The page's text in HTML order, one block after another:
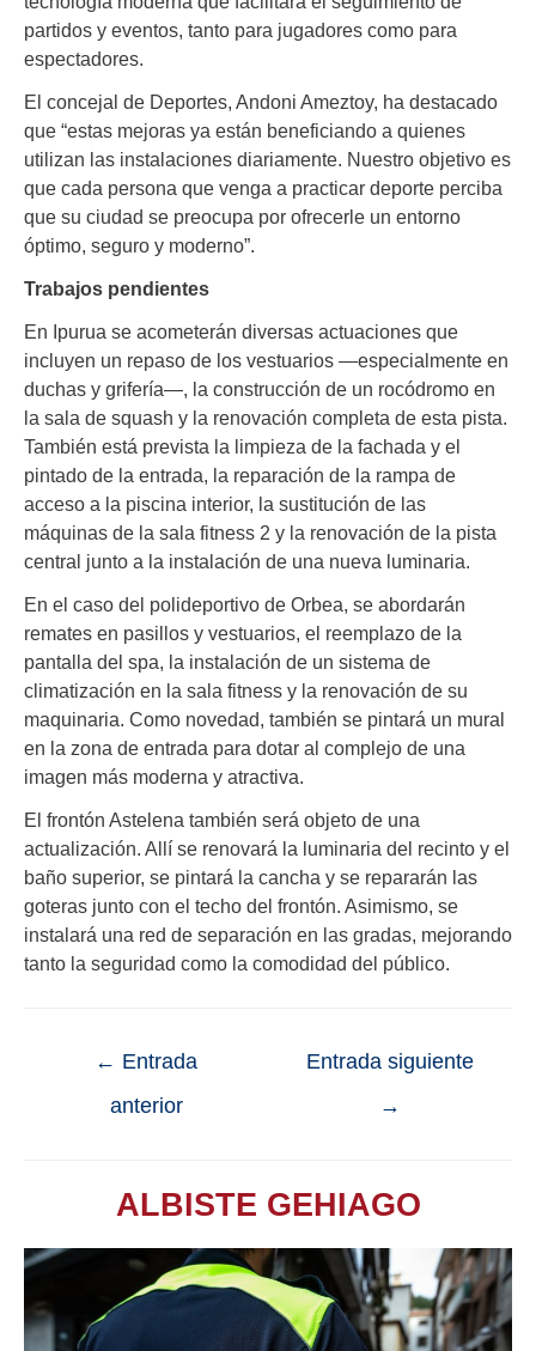
partidos y eventos, tanto para jugadores como para
espectadores.
El concejal de Deportes, Andoni Ameztoy, ha destacado
que “estas mejoras ya están beneficiando a quienes
utilizan las instalaciones diariamente. Nuestro objetivo es
que cada persona que venga a practicar deporte perciba
que su ciudad se preocupa por ofrecerle un entorno
óptimo, seguro y moderno”.
Trabajos pendientes
En Ipurua se acometerán diversas actuaciones que
incluyen un repaso de los vestuarios —especialmente en
duchas y grifería—, la construcción de un rocódromo en
la sala de squash y la renovación completa de esta pista.
También está prevista la limpieza de la fachada y el
pintado de la entrada, la reparación de la rampa de
acceso a la piscina interior, la sustitución de las
máquinas de la sala fitness 2 y la renovación de la pista
central junto a la instalación de una nueva luminaria.
En el caso del polideportivo de Orbea, se abordarán
remates en pasillos y vestuarios, el reemplazo de la
pantalla del spa, la instalación de un sistema de
climatización en la sala fitness y la renovación de su
maquinaria. Como novedad, también se pintará un mural
en la zona de entrada para dotar al complejo de una
imagen más moderna y atractiva.
El frontón Astelena también será objeto de una
actualización. Allí se renovará la luminaria del recinto y el
baño superior, se pintará la cancha y se repararán las
goteras junto con el techo del frontón. Asimismo, se
instalará una red de separación en las gradas, mejorando
tanto la seguridad como la comodidad del público.
← Entrada
anterior
Entrada siguiente
→
ALBISTE GEHIAGO